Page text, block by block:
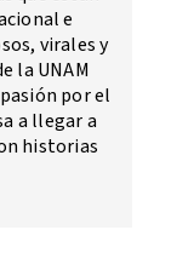
e
virales y
la UNAM
por el
a llegar a
historias